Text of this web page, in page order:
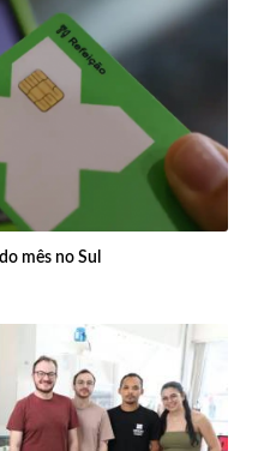
mês no Sul